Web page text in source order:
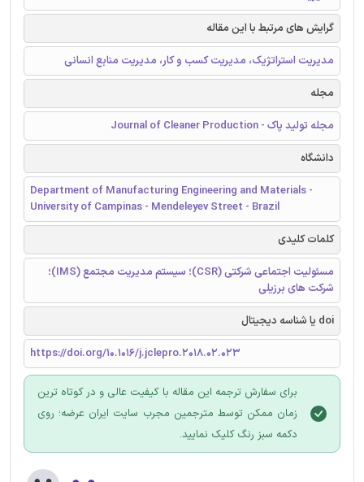
گرایش های مرتبط با این مقاله
مدیریت استراتژیک، مدیریت کسب و کار، مدیریت منابع انسانی
مجله
مجله تولید پاک - Journal of Cleaner Production
دانشگاه
Department of Manufacturing Engineering and Materials -
University of Campinas - Mendeleyev Street - Brazil
کلمات کلیدی
مسئولیت اجتماعی شرکتی (CSR)؛ سیستم مدیریت مجتمع (IMS)؛
شرکت های برزیلی
doi یا شناسه دیجیتال
https://doi.org/10.1016/j.jclepro.2018.02.023
برای سفارش ترجمه این مقاله با کیفیت عالی و در کوتاه ترین
زمان ممکن توسط مترجمین مجرب سایت ایران عرضه؛ روی
دکمه سبز رنگ کلیک نمایید.